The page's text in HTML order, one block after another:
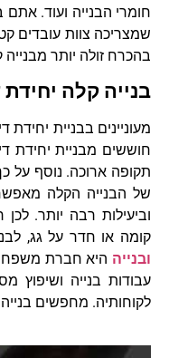
חומרי הבנייה ועוד. אתם
שמצריכה צוות עובדים
בהכרח זולה יותר מבנייה
בנייה קלה
מעוניינים בבניית
חוששים מבניית
תקופה ארוכה. נוסף על
של הבנייה הקלה
וביעילות רבה יותר.
קומה או חדר על גג,
ובנייה
עבודות בנייה ושיפוץ
לקוחותיה. מחפשים